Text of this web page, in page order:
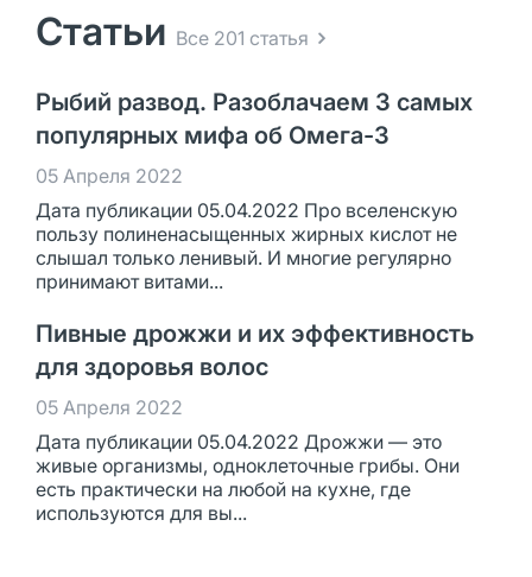
Статьи Все 201 статья
Рыбий развод. Разоблачаем 3 самых
популярных мифа об Омега-3
05 Апреля 2022
Дата публикации 05.04.2022 Про вселенскую
пользу полиненасыщенных жирных кислот не
слышал только ленивый. И многие регулярно
принимают витами...
Пивные дрожжи и их эффективность
для здоровья волос
05 Апреля 2022
Дата публикации 05.04.2022 Дрожжи — это
живые организмы, одноклеточные грибы. Они
есть практически на любой на кухне, где
используются для вы...